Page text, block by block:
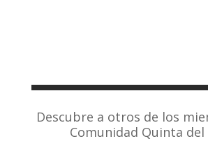
Descubre a otros de los
Comunidad Quinta del